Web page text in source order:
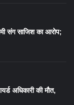
संग साजिश का आरोप;
अधिकारी की मौत,